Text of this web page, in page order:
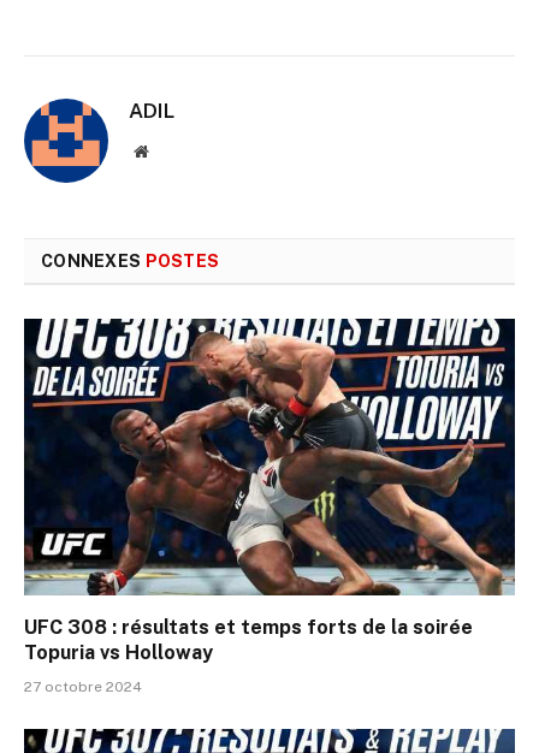
ADIL
Site
CONNEXES POSTES
UFC 308 : résultats et temps forts de la soirée
Topuria vs Holloway
27 octobre 2024